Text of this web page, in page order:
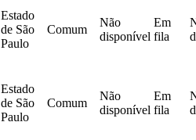
Estado
de São
Paulo
Comum
Não
disponível
Em
fila
Estado
de São
Paulo
Comum
Não
disponível
Em
fila